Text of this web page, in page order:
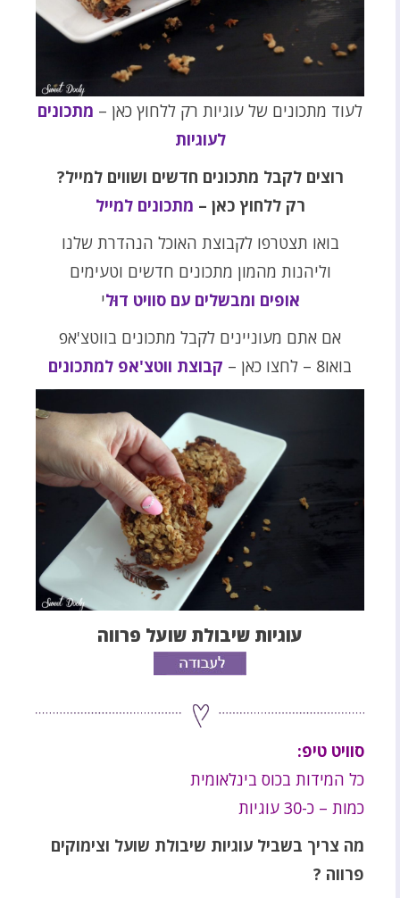
לעוד מתכונים של עוגיות רק ללחוץ כאן – מתכונים
לעוגיות
רוצים לקבל מתכונים חדשים ושווים למייל?
רק ללחוץ כאן – מתכונים למייל
בואו תצטרפו לקבוצת האוכל הנהדרת שלנו
וליהנות מהמון מתכונים חדשים וטעימים
אופים ומבשלים עם סוויט דוּלי
אם אתם מעוניינים לקבל מתכונים בווטצ'אפ
בואו8 – לחצו כאן –
קבוצת ווטצ'אפ למתכונים
עוגיות שיבולת שועל פרווה
סוויט טיפ:
כל המידות בכוס בינלאומית
כמות – כ-30 עוגיות
מה צריך בשביל עוגיות שיבולת שועל וצימוקים
פרווה ?